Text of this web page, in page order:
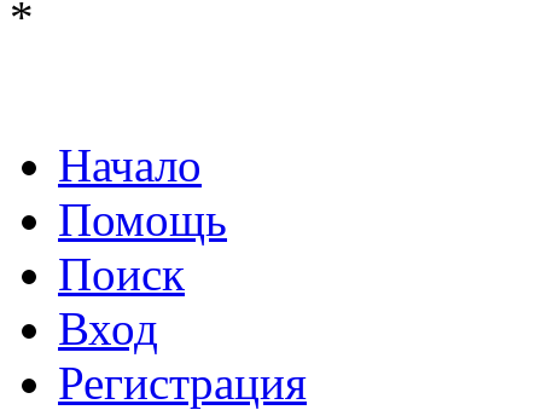
*
Начало
Помощь
Поиск
Вход
Регистрация